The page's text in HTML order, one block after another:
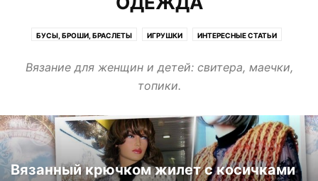
БУСЫ, БРОШИ, БРАСЛЕТЫ ИГРУШКИ ИНТЕРЕСНЫЕ СТАТЬИ
ЧЕХЛЫ ДЛЯ МОБИЛЬНЫХ ТЕЛЕФОНОВ
ШАПКИ, ШАРФЫ, ВАРЕЖКИ, НОСКИ
Вязание для женщин и детей: свитера, маечки,
топики.
Вязанный крючком жилет с косичками